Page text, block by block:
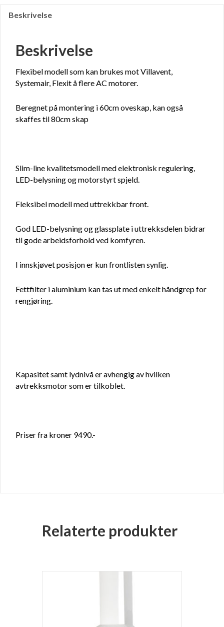
Beskrivelse
Beskrivelse
Flexibel modell som kan brukes mot Villavent,
Systemair, Flexit å flere AC motorer.
Beregnet på montering i 60cm oveskap, kan også
skaffes til 80cm skap
Slim-line kvalitetsmodell med elektronisk regulering,
LED-belysning og motorstyrt spjeld.
Fleksibel modell med uttrekkbar front.
God LED-belysning og glassplate i uttrekksdelen bidrar
til gode arbeidsforhold ved komfyren.
I innskjøvet posisjon er kun frontlisten synlig.
Fettfilter i aluminium kan tas ut med enkelt håndgrep for
rengjøring.
Kapasitet samt lydnivå er avhengig av hvilken
avtrekksmotor som er tilkoblet.
Priser fra kroner 9490.-
Relaterte produkter